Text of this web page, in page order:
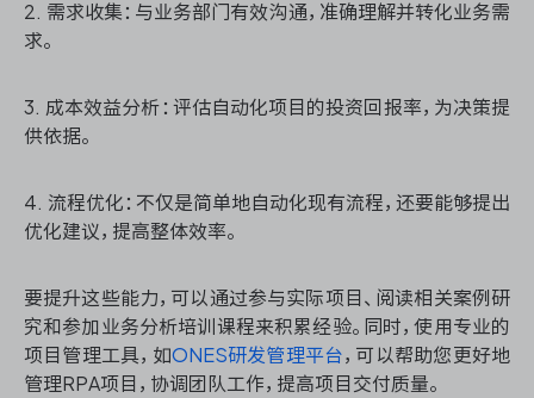
2. 需求收集：与业务部门有效沟通，准确理解并转化业务需
求。
3. 成本效益分析：评估自动化项目的投资回报率，为决策提
供依据。
4. 流程优化：不仅是简单地自动化现有流程，还要能够提出
优化建议，提高整体效率。
要提升这些能力，可以通过参与实际项目、阅读相关案例研
究和参加业务分析培训课程来积累经验。同时，使用专业的
项目管理工具，如ONES研发管理平台，可以帮助您更好地
管理RPA项目，协调团队工作，提高项目交付质量。